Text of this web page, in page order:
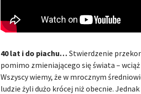
40 lat i do piachu… Stwierdzenie
pomimo zmieniającego się świata – wciąż
Wszyscy wiemy, że w mrocznym
ludzie żyli dużo krócej niż obecnie. Jednak